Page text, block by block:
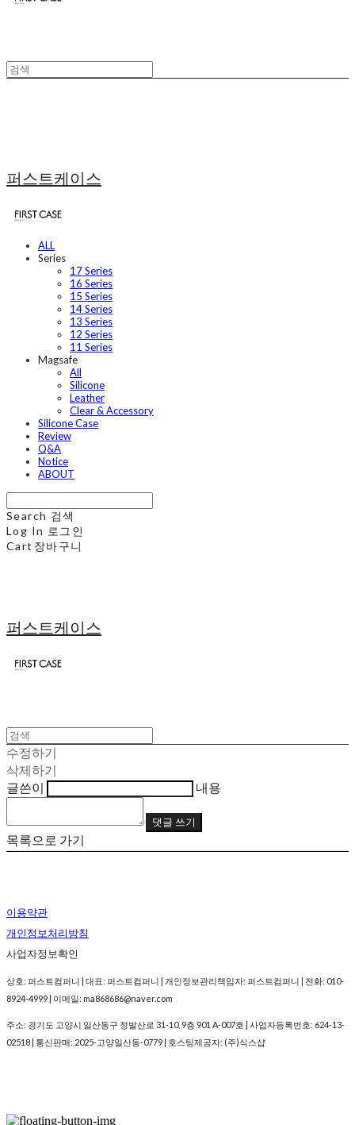
퍼스트케이스
ALL
Series
17 Series
16 Series
15 Series
14 Series
13 Series
12 Series
11 Series
Magsafe
All
Silicone
Leather
Clear & Accessory
Silicone Case
Review
Q&A
Notice
ABOUT
Search 검색
Log In 로그인
Cart 장바구니
퍼스트케이스
수정하기
삭제하기
글쓴이
내용
댓글 쓰기
목록으로 가기
이용약관
개인정보처리방침
사업자정보확인
상호: 퍼스트컴퍼니 | 대표: 퍼스트컴퍼니 | 개인정보관리책임자: 퍼스트컴퍼니 | 전화: 010-
8924-4999 | 이메일: ma868686@naver.com
주소: 경기도 고양시 일산동구 정발산로 31-10, 9층 901 A-007호 | 사업자등록번호: 624-13-
02518 | 통신판매: 2025-고양일산동-0779 | 호스팅제공자: (주)식스샵